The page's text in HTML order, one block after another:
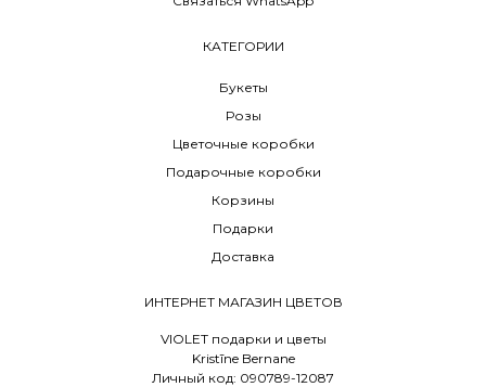
КАТЕГОРИИ
Букеты
Розы
Цветочные коробки
Подарочные коробки
Корзины
Подарки
Доставка
ИНТЕРНЕТ МАГАЗИН ЦВЕТОВ
VIOLET подарки и цветы
Kristīne Bernane
Личный код: 090789-12087